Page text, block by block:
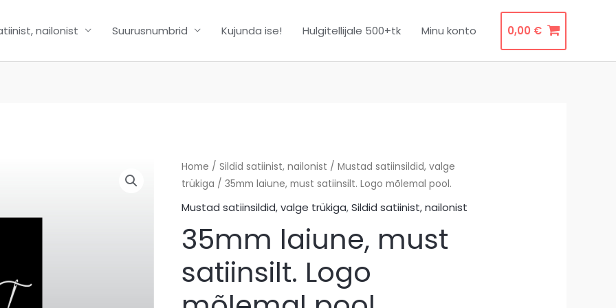
nailonist Suurusnumbrid Kujunda ise! Hulgitellijale 500+tk Minu konto 0,00 €
Home / Sildid satiinist, nailonist / Mustad satiinsildid, valge
trükiga / 35mm laiune, must satiinsilt. Logo mõlemal pool.
Mustad satiinsildid, valge trükiga,Sildid satiinist, nailonist
35mm laiune, must
satiinsilt. Logo
35mm
laiune,
must
Logo
mõlemal
pool.
quantity